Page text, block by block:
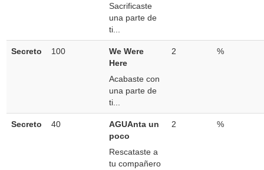
Sacrificaste
una parte de
ti...
Secreto 100
We Were
Here
Acabaste con
una parte de
ti...
2 %
Secreto 40
AGUAnta un
poco
Rescataste a
tu compañero
2 %